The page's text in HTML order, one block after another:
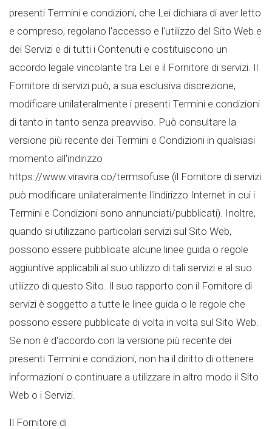
presenti Termini e condizioni, che Lei dichiara di aver letto
e compreso, regolano l'accesso e l'utilizzo del Sito Web e
dei Servizi e di tutti i Contenuti e costituiscono un
accordo legale vincolante tra Lei e il Fornitore di servizi. Il
Fornitore di servizi può, a sua esclusiva discrezione,
modificare unilateralmente i presenti Termini e condizioni
di tanto in tanto senza preavviso. Può consultare la
versione più recente dei Termini e Condizioni in qualsiasi
momento all'indirizzo
https://www.viravira.co/termsofuse (il Fornitore di servizi
può modificare unilateralmente l'indirizzo Internet in cui i
Termini e Condizioni sono annunciati/pubblicati). Inoltre,
quando si utilizzano particolari servizi sul Sito Web,
possono essere pubblicate alcune linee guida o regole
aggiuntive applicabili al suo utilizzo di tali servizi e al suo
utilizzo di questo Sito. Il suo rapporto con il Fornitore di
servizi è soggetto a tutte le linee guida o le regole che
possono essere pubblicate di volta in volta sul Sito Web.
Se non è d'accordo con la versione più recente dei
presenti Termini e condizioni, non ha il diritto di ottenere
informazioni o continuare a utilizzare in altro modo il Sito
Web o i Servizi.
Il Fornitore di